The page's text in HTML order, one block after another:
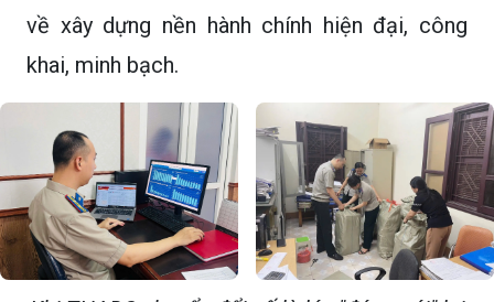
về xây dựng nền hành chính hiện đại, công
khai, minh bạch.